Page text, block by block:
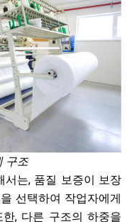
구조
서는, 품질 보증이 보장
선택하여 작업자에게
, 다른 구조의 하중을